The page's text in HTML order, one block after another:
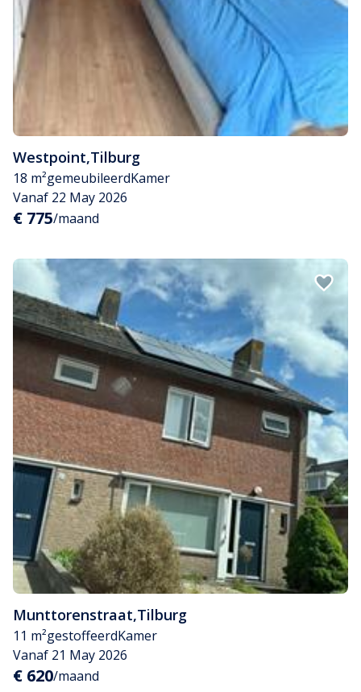
Westpoint,Tilburg
18 m²gemeubileerdKamer
Vanaf 22 May 2026
€ 775/maand
Munttorenstraat,Tilburg
11 m²gestoffeerdKamer
Vanaf 21 May 2026
€ 620/maand